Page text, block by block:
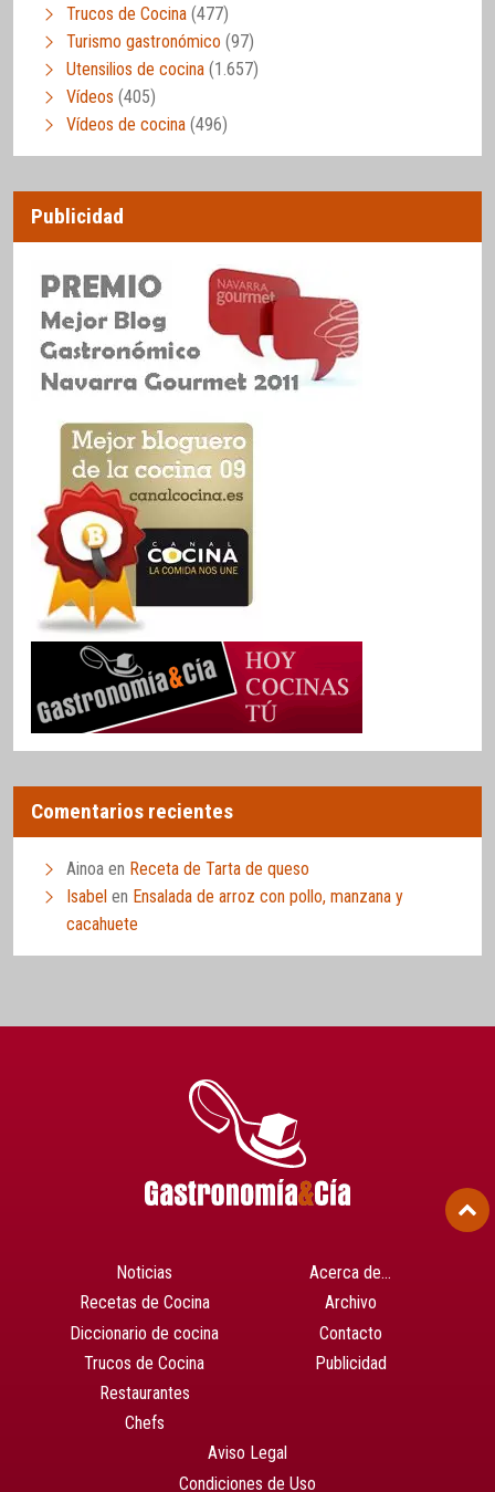
Trucos de Cocina (477)
Turismo gastronómico (97)
Utensilios de cocina (1.657)
Vídeos (405)
Vídeos de cocina (496)
Publicidad
Comentarios recientes
Ainoa en Receta de Tarta de queso
Isabel en Ensalada de arroz con pollo, manzana y
cacahuete
Noticias
Recetas de Cocina
Diccionario de cocina
Trucos de Cocina
Restaurantes
Chefs
Acerca de…
Archivo
Contacto
Publicidad
Aviso Legal
Condiciones de Uso